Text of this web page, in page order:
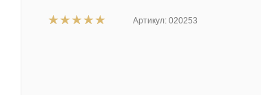
Артикул: 020253